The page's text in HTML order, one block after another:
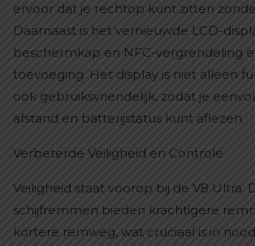
ervoor dat je rechtop kunt zitten
Daarnaast is het vernieuwde LCD-
beschermkap en NFC-vergrendeling
toevoeging. Het display is niet alleen
ook gebruiksvriendelijk, zodat je
afstand en batterijstatus kunt aflezen.
Verbeterde Veiligheid en Controle
Veiligheid staat voorop bij de V8 Ultra.
schijfremmen bieden krachtigere
kortere remweg, wat cruciaal is in